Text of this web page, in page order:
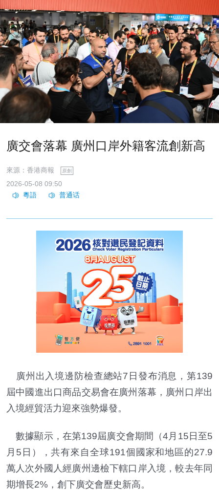
廣交會落幕 廣州口岸外籍客流創新高
來源：香港商報 原創
2026-05-08 09:50
廣州出入境邊防檢查總站7日發布消息，第139
屆中國進出口商品交易會在廣州落幕，廣州口岸出
入境經貿活力迎來強勢爆發。
數據顯示，在第139屆廣交會期間（4月15日至5
月5日），共有來自全球191個國家和地區的27.9
萬人次外國人經廣州邊檢下轄口岸入境，較去年同
期增長2%，創下廣交會歷史新高。